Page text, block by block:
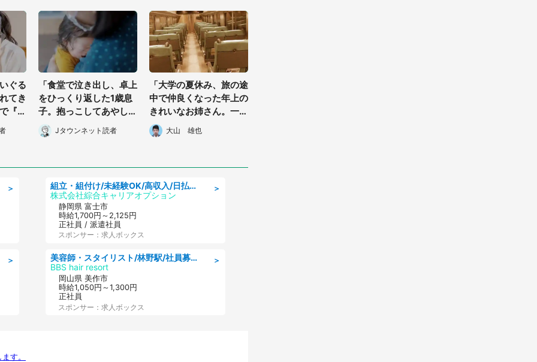
ぐる
てき
『着
40
「食堂で泣き出し、卓上
をひっくり返した1歳息
子。抱っこしてあやして
いたら、隣の席の女性客
が...」（神奈川県・60
Jタウンネット読者
「大学の夏休み、旅の途
中で仲良くなった年上の
きれいなお姉さん。一緒
に船を降りると、黒塗り
の車が..」 (大阪府・70
大山 雄也
＞
＞
＞
組立・組付け/未経験OK/高収入/日払いOK/寮費無料/交替制
株式会社綜合キャリアオプション
静岡県 富士市
時給1,700円～2,125円
正社員 / 派遣社員
スポンサー：求人ボックス
＞
美容師・スタイリスト/林野駅/社員募集/8月7日更新
BBS hair resort
岡山県 美作市
時給1,050円～1,300円
正社員
スポンサー：求人ボックス